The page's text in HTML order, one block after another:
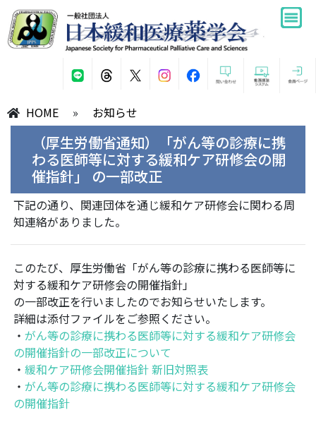
HOME » お知らせ
（厚生労働省通知）「がん等の診療に携
わる医師等に対する緩和ケア研修会の開
催指針」 の一部改正
下記の通り、関連団体を通じ緩和ケア研修会に関わる周
知連絡がありました。
このたび、厚生労働省「がん等の診療に携わる医師等に
対する緩和ケア研修会の開催指針」
の一部改正を行いましたのでお知らせいたします。
詳細は添付ファイルをご参照ください。
・ がん等の診療に携わる医師等に対する緩和ケア研修会
の開催指針の一部改正について
・ 緩和ケア研修会開催指針 新旧対照表
・ がん等の診療に携わる医師等に対する緩和ケア研修会
の開催指針